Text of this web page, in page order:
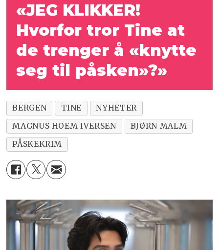
«JEG KLIKKER!
Hvorfor tror Tine at
de trenger å «knytte
seg til påsken»?»
BERGEN TINE
NYHETER
MAGNUS HOEM IVERSEN
BJØRN MALM
PÅSKEKRIM